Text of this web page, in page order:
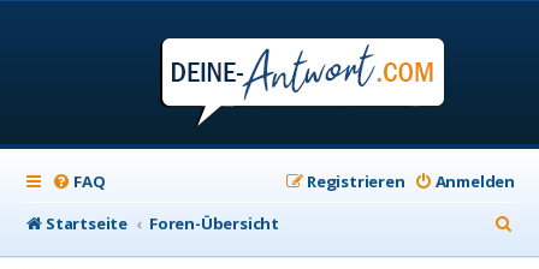
FAQ Anmelden
Registrieren
Startseite
Foren-Übersicht
u